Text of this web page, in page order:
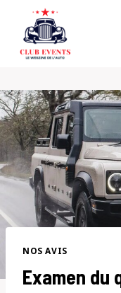
content
NOS AVIS
Examen du